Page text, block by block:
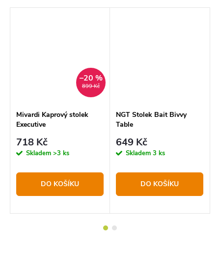
899 Kč
–20 %
Mivardi Kaprový stolek
Executive
718 Kč
Skladem >3 ks
DO KOŠÍKU
NGT Stolek Bait Bivvy
Table
649 Kč
Skladem 3 ks
DO KOŠÍKU